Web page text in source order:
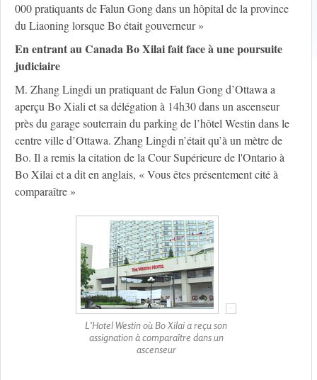
000 pratiquants de Falun Gong dans un hôpital de la province
du Liaoning lorsque Bo était gouverneur »
En entrant au Canada Bo Xilai fait face à une poursuite
judiciaire
M. Zhang Lingdi un pratiquant de Falun Gong d’Ottawa a
aperçu Bo Xiali et sa délégation à 14h30 dans un ascenseur
près du garage souterrain du parking de l’hôtel Westin dans le
centre ville d’Ottawa. Zhang Lingdi n’était qu’à un mètre de
Bo. Il a remis la citation de la Cour Supérieure de l'Ontario à
Bo Xilai et a dit en anglais, « Vous êtes présentement cité à
comparaître »
L’Hotel Westin où Bo Xilai a reçu son
assignation à comparaître dans un
ascenseur